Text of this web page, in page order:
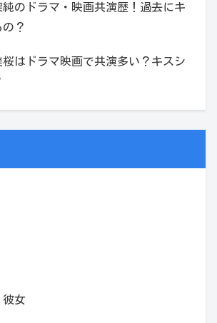
純のドラマ・映画共演歴！過去にキ
？
桜はドラマ映画で共演多い？キスシ
女